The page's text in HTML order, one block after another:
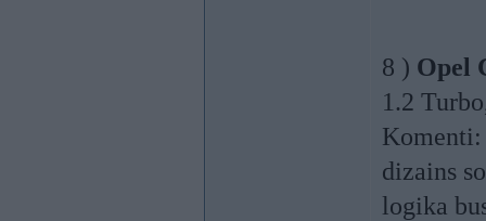
8 ) Opel
1.2
Komenti:
dizains
logika